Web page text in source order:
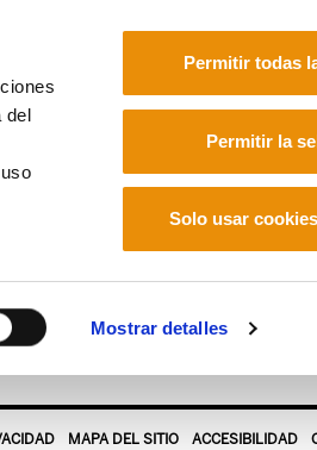
del
Mostrar detalles
Permitir todas
Permitir la
Solo usar
MAPA DEL SITIO ACCESIBILIDAD